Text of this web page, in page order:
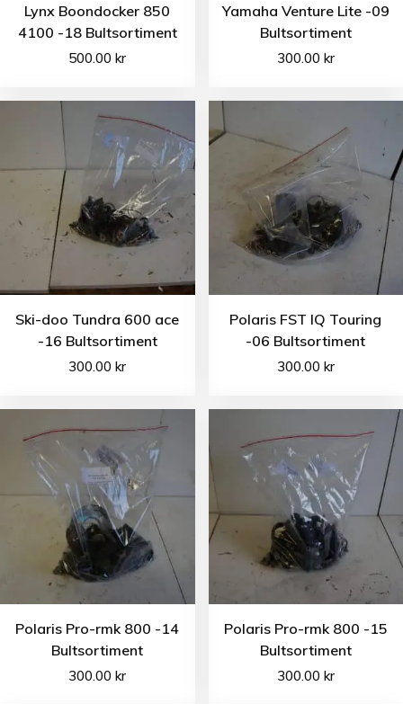
Lynx Boondocker 850
4100 -18 Bultsortiment
500.00kr
Yamaha Venture Lite -09
Bultsortiment
300.00 kr
Ski-doo Tundra 600 ace
-16 Bultsortiment
300.00kr
Polaris FST IQ Touring
-06 Bultsortiment
300.00 kr
Polaris Pro-rmk 800 -14
Bultsortiment
300.00kr
Polaris Pro-rmk 800 -15
Bultsortiment
300.00 kr